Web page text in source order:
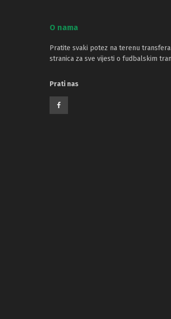
O nama
Pratite svaki potez na terenu
stranica za sve vijesti o fudbalskim
Prati nas